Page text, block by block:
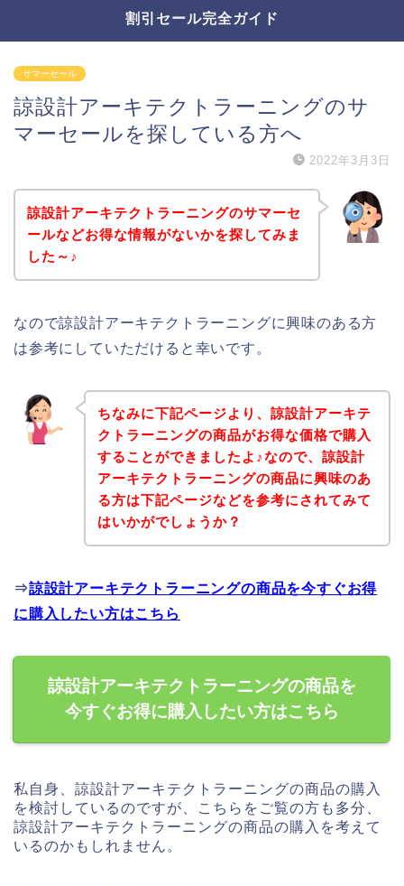
割引セール完全ガイド
サマーセール
諒設計アーキテクトラーニングのサ
マーセールを探している方へ
2022年3月3日
諒設計アーキテクトラーニングのサマーセ
ールなどお得な情報がないかを探してみま
した～♪
なので諒設計アーキテクトラーニングに興味のある方
は参考にしていただけると幸いです。
ちなみに下記ページより、諒設計アーキテ
クトラーニングの商品がお得な価格で購入
することができましたよ♪なので、諒設計
アーキテクトラーニングの商品に興味のあ
る方は下記ページなどを参考にされてみて
はいかがでしょうか？
⇒諒設計アーキテクトラーニングの商品を今すぐお得
に購入したい方はこちら
諒設計アーキテクトラーニングの商品を
今すぐお得に購入したい方はこちら
私自身、諒設計アーキテクトラーニングの商品の購入
を検討しているのですが、こちらをご覧の方も多分、
諒設計アーキテクトラーニングの商品の購入を考えて
いるのかもしれません。